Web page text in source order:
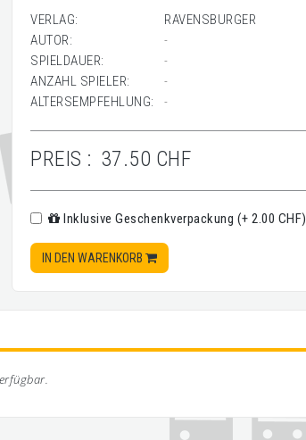
VERLAG:
RAVENSBURGER
AUTOR:
-
SPIELDAUER:
-
ANZAHL SPIELER:
-
ALTERSEMPFEHLUNG:
-
PREIS : 37.50 CHF
Inklusive Geschenkverpackung (+ 2.00 CHF)
IN DEN WARENKORB